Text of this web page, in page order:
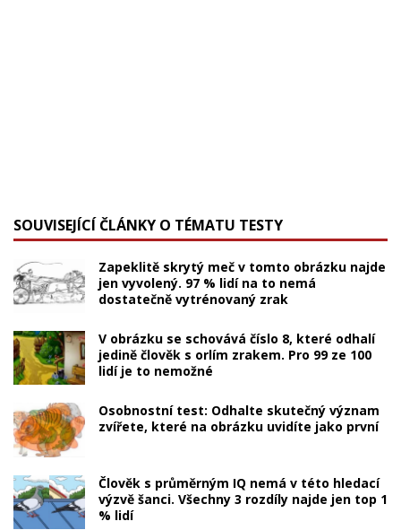
SOUVISEJÍCÍ ČLÁNKY O TÉMATU TESTY
Zapeklitě skrytý meč v tomto obrázku najde
jen vyvolený. 97 % lidí na to nemá
dostatečně vytrénovaný zrak
V obrázku se schovává číslo 8, které odhalí
jedině člověk s orlím zrakem. Pro 99 ze 100
lidí je to nemožné
Osobnostní test: Odhalte skutečný význam
zvířete, které na obrázku uvidíte jako první
Člověk s průměrným IQ nemá v této hledací
výzvě šanci. Všechny 3 rozdíly najde jen top 1
% lidí